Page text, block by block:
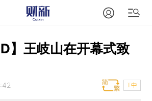
】王岐山在开幕式致
T中